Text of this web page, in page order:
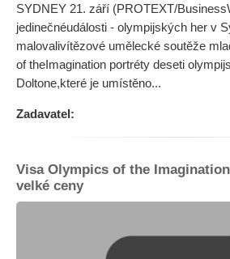
SYDNEY 21. září (PROTEXT/
jedinečnéudálosti - olympijských her v
malovalivítězové umělecké soutěže
of theImagination portréty deseti
Doltone,které je umístěno...
Zadavatel:
Visa Olympics of the
velké ceny